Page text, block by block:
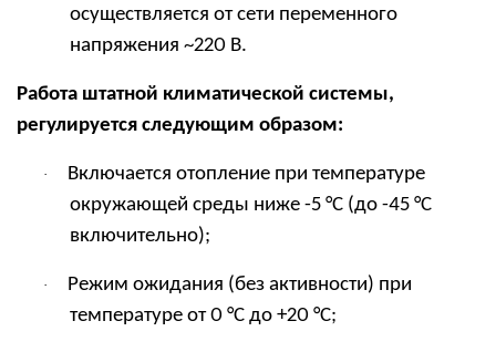
осуществляется от сети переменного
напряжения ~220 В.
Работа штатной климатической системы,
регулируется следующим образом:
·
Включается отопление при температуре
окружающей среды ниже -5 °C (до -45 °C
включительно);
·
Режим ожидания (без активности) при
температуре от 0 °C до +20 °C;